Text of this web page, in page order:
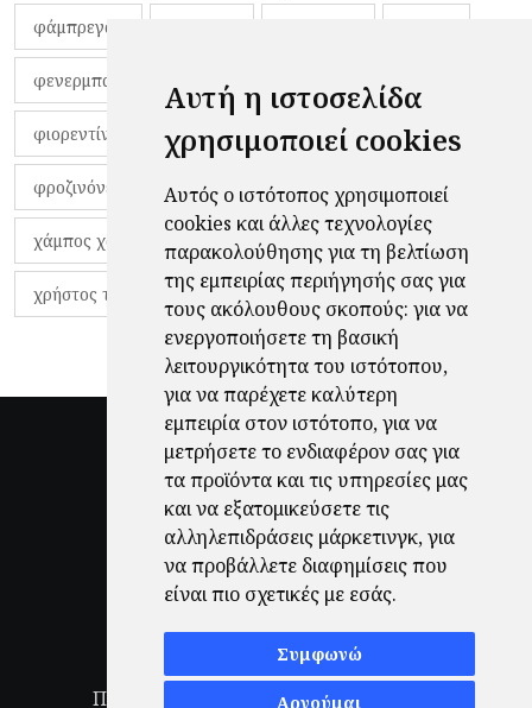
Αυτή η ιστοσελίδα
χρησιμοποιεί cookies
Αυτός ο ιστότοπος χρησιμοποιεί
cookies και άλλες τεχνολογίες
παρακολούθησης για τη βελτίωση
της εμπειρίας περιήγησής σας για
τους ακόλουθους σκοπούς: για να
ενεργοποιήσετε τη βασική
λειτουργικότητα του ιστότοπου,
για να παρέχετε καλύτερη
εμπειρία στον ιστότοπο,για να
μετρήσετε το ενδιαφέρον σας για
τα προϊόντα και τις υπηρεσίες μας
και να εξατομικεύσετε τις
αλληλεπιδράσεις μάρκετινγκ,για
να προβάλλετε διαφημίσεις που
είναι πιο σχετικές με εσάς.
Συμφωνώ
Αρνούμαι
φάμπρεγας
φενερμπαχτσέ φερνάντο τόρες φίλαθλοι
φιορεντίνα φιρμίνο φρανκ ντε μπουρ
φροζινόνε φωκικός χαβίτο
χάμπος χαραλάμπους χάρι πότερ
χρήστος τζόλης
Πολιτική Απορρήτου |Όροι Χρήσης